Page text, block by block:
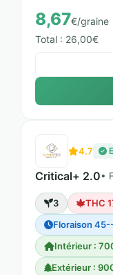
8,67€/graine
Total : 26,00€
4.7
Critical+ 2.0•
3
THC
Floraison
Intérieur :
Extérieur :